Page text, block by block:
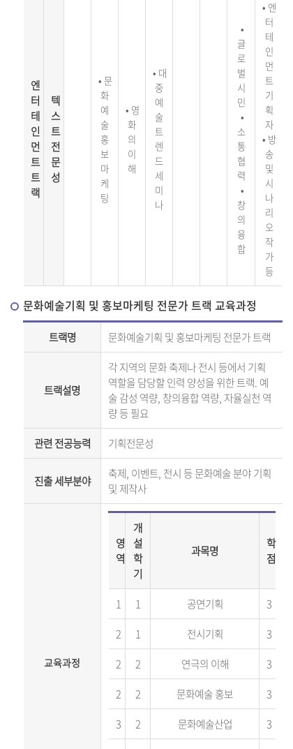
엔
터
테
인
먼
트
트
랙
텍
스
트
전
문
성
• 문
화
예
술
홍
보
마
케
팅
• 영
화
의
이
해
• 대
중
예
술
트
렌
드
세
미
나
•
글
로
벌
시
민
•
소
통
협
력
•
창
의
융
합
• 엔
터
테
인
먼
트
기
획
자
• 방
송
및
시
나
리
오
작
가
등
문화예술기획 및 홍보마케팅 전문가 트랙 교육과정
트랙명 문화예술기획 및 홍보마케팅 전문가 트랙
트랙설명
각 지역의 문화 축제나 전시 등에서 기획
역할을 담당할 인력 양성을 위한 트랙. 예
술 감성 역량, 창의융합 역량, 자율실천 역
량 등 필요
관련 전공능력
기획전문성
진출 세부분야 축제, 이벤트, 전시 등 문화예술 분야 기획
및 제작사
교육과정
영
역
개
설
학
기
과목명
학
점
1 1 공연기획
3
2
1 전시기획
3
2
2 연극의 이해
3
2
2 문화예술 홍보
3
3
2 문화예술산업
3